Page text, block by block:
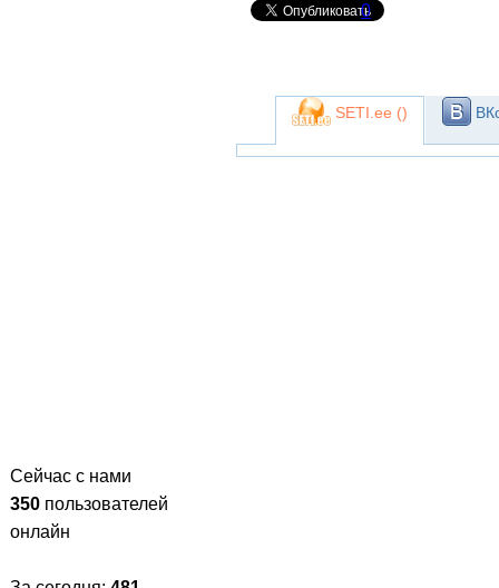
Сейчас с нами
350 пользователей
онлайн
0
SETI.ee ()